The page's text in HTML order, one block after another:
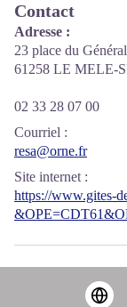
Contact
Adresse :
23 place du
61258 LE MELE-
02 33 28 07 00
Courriel :
resa@orne.fr
Site internet :
https://www.gites-